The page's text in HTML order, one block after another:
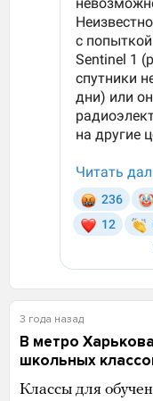
3 года назад
В метро
школьных
Классы для